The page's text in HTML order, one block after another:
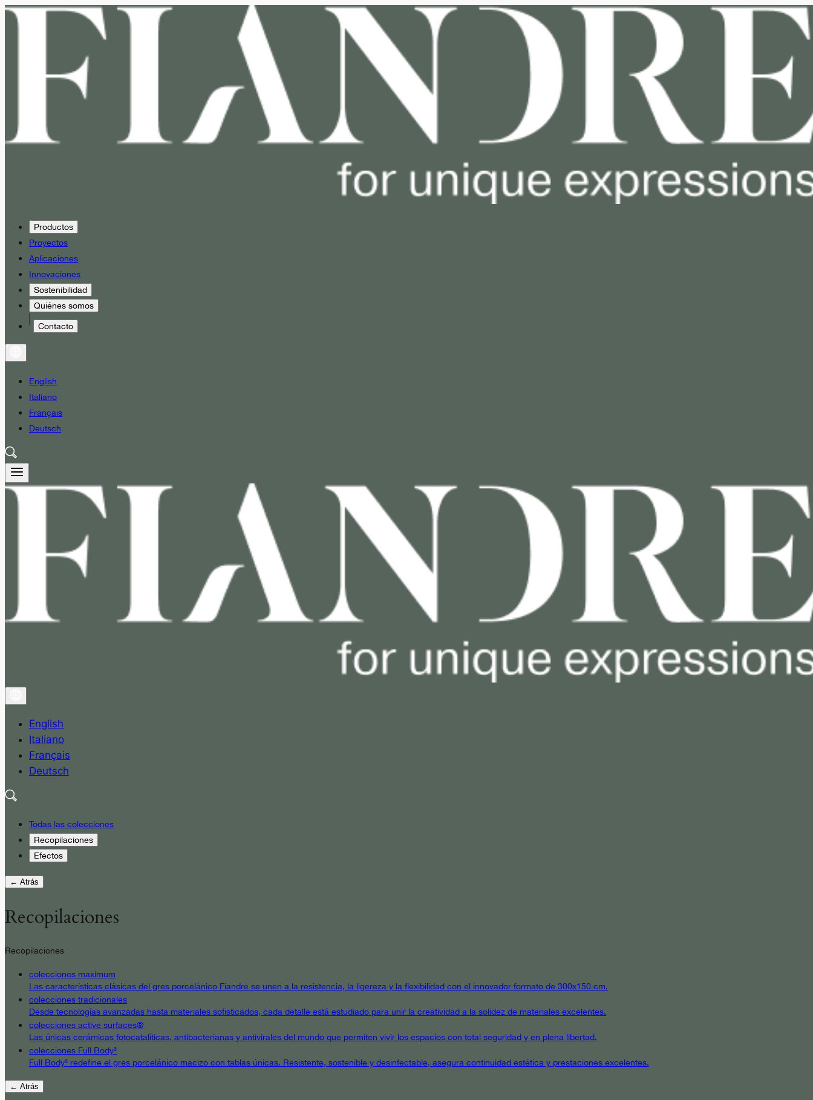
Productos
Proyectos
Aplicaciones
Innovaciones
Sostenibilidad
Quiénes somos
Contacto
English
Italiano
Français
Deutsch
English
Italiano
Français
Deutsch
Todas las colecciones
Recopilaciones
Efectos
← Atrás
Recopilaciones
Recopilaciones
colecciones maximum
Las características clásicas del gres porcelánico Fiandre se unen a la resistencia, la ligereza y la flexibilidad con el innovador formato de 300x150 cm.
colecciones tradicionales
Desde tecnologías avanzadas hasta materiales sofisticados, cada detalle está estudiado para unir la creatividad a la solidez de materiales excelentes.
colecciones active surfaces®
Las únicas cerámicas fotocatalíticas, antibacterianas y antivirales del mundo que permiten vivir los espacios con total seguridad y en plena libertad.
colecciones Full Body³
Full Body³ redefine el gres porcelánico macizo con tablas únicas. Resistente, sostenible y desinfectable, asegura continuidad estética y prestaciones excelentes.
← Atrás